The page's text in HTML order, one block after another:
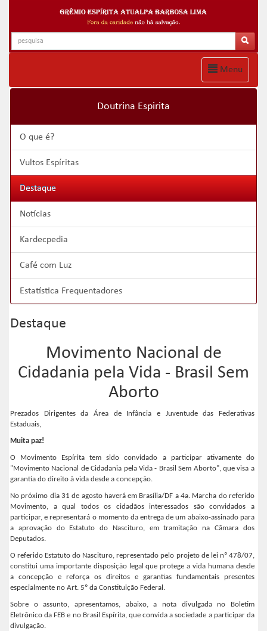
Menu
Doutrina Espirita
O que é?
Vultos Espíritas
Destaque
Notícias
Kardecpedia
Café com Luz
Estatística Frequentadores
Destaque
Movimento Nacional de
Cidadania pela Vida - Brasil Sem
Aborto
Prezados Dirigentes da Área de Infância e Juventude das Federativas
Estaduais,
Muita paz!
O Movimento Espírita tem sido convidado a participar ativamente do
"Movimento Nacional de Cidadania pela Vida - Brasil Sem Aborto", que visa a
garantia do direito à vida desde a concepção.
No próximo dia 31 de agosto haverá em Brasília/DF a 4a. Marcha do referido
Movimento, a qual todos os cidadãos interessados são convidados a
participar, e representará o momento da entrega de um abaixo-assinado para
a aprovação do Estatuto do Nascituro, em tramitação na Câmara dos
Deputados.
O referido Estatuto do Nascituro, representado pelo projeto de lei nº 478/07,
constitui uma importante disposição legal que protege a vida humana desde
a concepção e reforça os direitos e garantias fundamentais presentes
especialmente no Art. 5º da Constituição Federal.
Sobre o assunto, apresentamos, abaixo, a nota divulgada no Boletim
Eletrônico da FEB e no Brasil Espírita, que convida a sociedade a participar da
divulgação.